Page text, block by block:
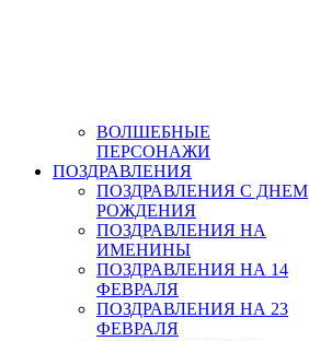
ВОЛШЕБНЫЕ
ПЕРСОНАЖИ
ПОЗДРАВЛЕНИЯ
ПОЗДРАВЛЕНИЯ С ДНЕМ
РОЖДЕНИЯ
ПОЗДРАВЛЕНИЯ НА
ИМЕНИНЫ
ПОЗДРАВЛЕНИЯ НА 14
ФЕВРАЛЯ
ПОЗДРАВЛЕНИЯ НА 23
ФЕВРАЛЯ